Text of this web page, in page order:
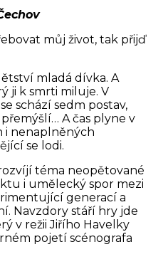
můj život, tak přijď
mladá dívka. A
ji k smrti miluje. V
schází sedm postav,
A čas plyne v
i nenaplněných
se lodi.
téma neopětované
i umělecký spor mezi
generací a
Navzdory stáří hry jde
v režii Jiřího Havelky
pojetí scénografa